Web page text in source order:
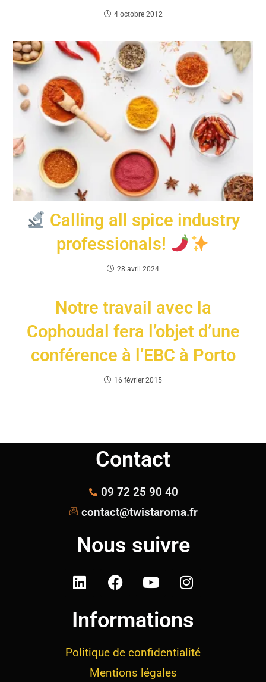
4 octobre 2012
Calling all spice industry
professionals!
28 avril 2024
Notre travail avec la
Cophoudal fera l’objet d’une
conférence à l’EBC à Porto
16 février 2015
Contact
09 72 25 90 40
contact@twistaroma.fr
Nous suivre
Informations
Politique de confidentialité
Mentions légales